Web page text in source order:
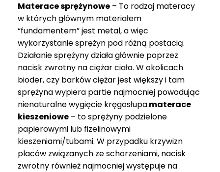
749 zł
Materace sprężynowe – To rodzaj materacy
w których głównym materiałem
“fundamentem” jest metal, a więc
wykorzystanie sprężyn pod różną postacią.
Działanie sprężyny działa głównie poprzez
nacisk zwrotny na ciężar ciała. W okolicach
bioder, czy barków ciężar jest większy i tam
sprężyna wypiera partie najmocniej powodując
nienaturalne wygięcie kręgosłupa.materace
kieszeniowe – to sprężyny podzielone
papierowymi lub fizelinowymi
kieszeniami/tubami. W przypadku krzywizn
placów związanych ze schorzeniami, nacisk
zwrotny również najmocniej występuje na